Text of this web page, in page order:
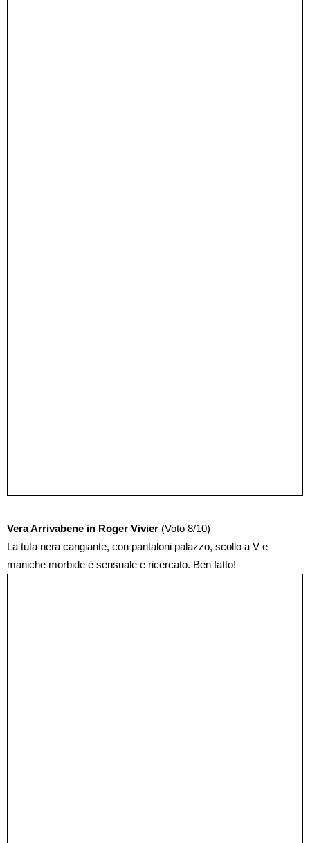
Vera Arrivabene in Roger Vivier (Voto 8/10)
La tuta nera cangiante, con pantaloni palazzo, scollo a V e
maniche morbide è sensuale e ricercato. Ben fatto!